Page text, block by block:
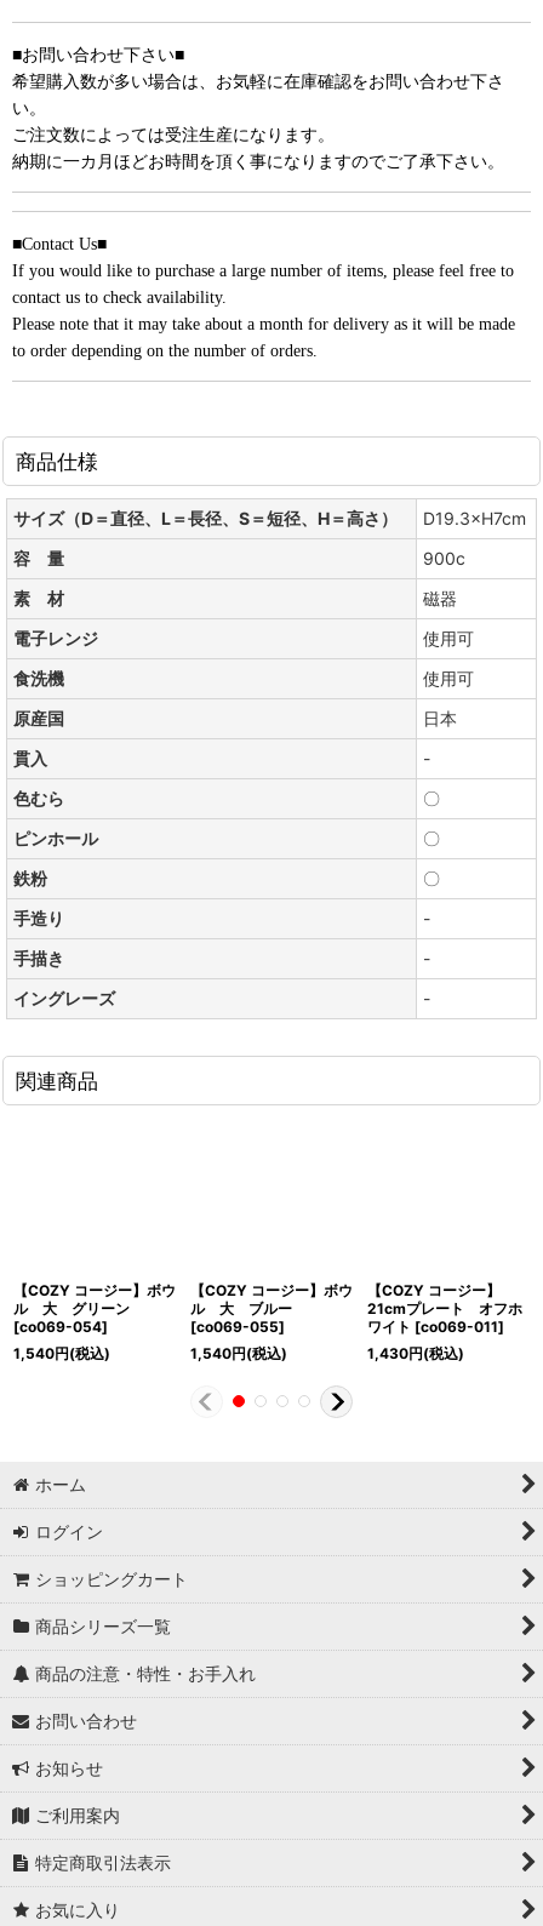
■お問い合わせ下さい■
希望購入数が多い場合は、お気軽に在庫確認をお問い合わせ下さ
い。
ご注文数によっては受注生産になります。
納期に一カ月ほどお時間を頂く事になりますのでご了承下さい。
■Contact Us■
If you would like to purchase a large number of items, please feel free to
contact us to check availability.
Please note that it may take about a month for delivery as it will be made
to order depending on the number of orders.
商品仕様
サイズ（D＝直径、L＝長径、S＝短径、H＝高さ）
D19.3×H7cm
容 量
900c
素 材
磁器
電子レンジ
使用可
食洗機
使用可
原産国
日本
貫入
-
色むら
〇
ピンホール
〇
鉄粉
〇
手造り
-
手描き
-
イングレーズ
-
関連商品
【COZY コージー】ボウ
ル 大 グリーン
[co069-054]
1,540円(税込)
【COZY コージー】ボウ
ル 大 ブルー
[co069-055]
1,540円(税込)
【COZY コージー】
21cmプレート オフホ
ワイト [co069-011]
1,430円(税込)
ホーム
ログイン
ショッピングカート
商品シリーズ一覧
商品の注意・特性・お手入れ
お問い合わせ
お知らせ
ご利用案内
特定商取引法表示
お気に入り